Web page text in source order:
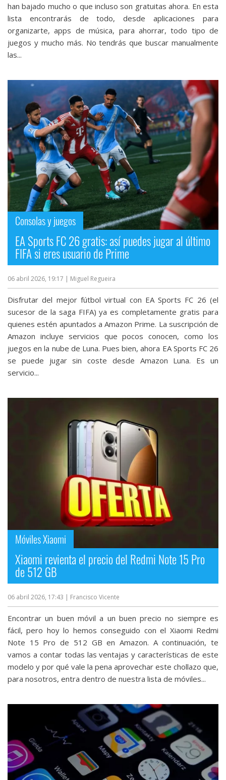
han bajado mucho o que incluso son gratuitas ahora. En esta
lista encontrarás de todo, desde aplicaciones para
organizarte, apps de música, para ahorrar, todo tipo de
juegos y mucho más. No tendrás que buscar manualmente
las...
Consolas y juegos
EA Sports FC 26 gratis: así puedes jugar al último
FIFA si eres usuario de Prime
06 abril 2026, 19:17 | Miguel Regueira
Disfrutar del mejor fútbol virtual con EA Sports FC 26 (el
sucesor de la saga FIFA) ya es completamente gratis para
quienes estén apuntados a Amazon Prime. La suscripción de
Amazon incluye servicios que pocos conocen, como los
juegos en la nube de Luna. Pues bien, ahora EA Sports FC 26
se puede jugar sin coste desde Amazon Luna. Es un
servicio...
Móviles Xiaomi
Xiaomi revienta el precio del Redmi Note 15 Pro
de 512 GB
06 abril 2026, 17:43 | Francisco Vicente
Encontrar un buen móvil a un buen precio no siempre es
fácil, pero hoy lo hemos conseguido con el Xiaomi Redmi
Note 15 Pro de 512 GB en Amazon. A continuación, te
vamos a contar todas las ventajas y características de este
modelo y por qué vale la pena aprovechar este chollazo que,
para nosotros, entra dentro de nuestra lista de móviles...